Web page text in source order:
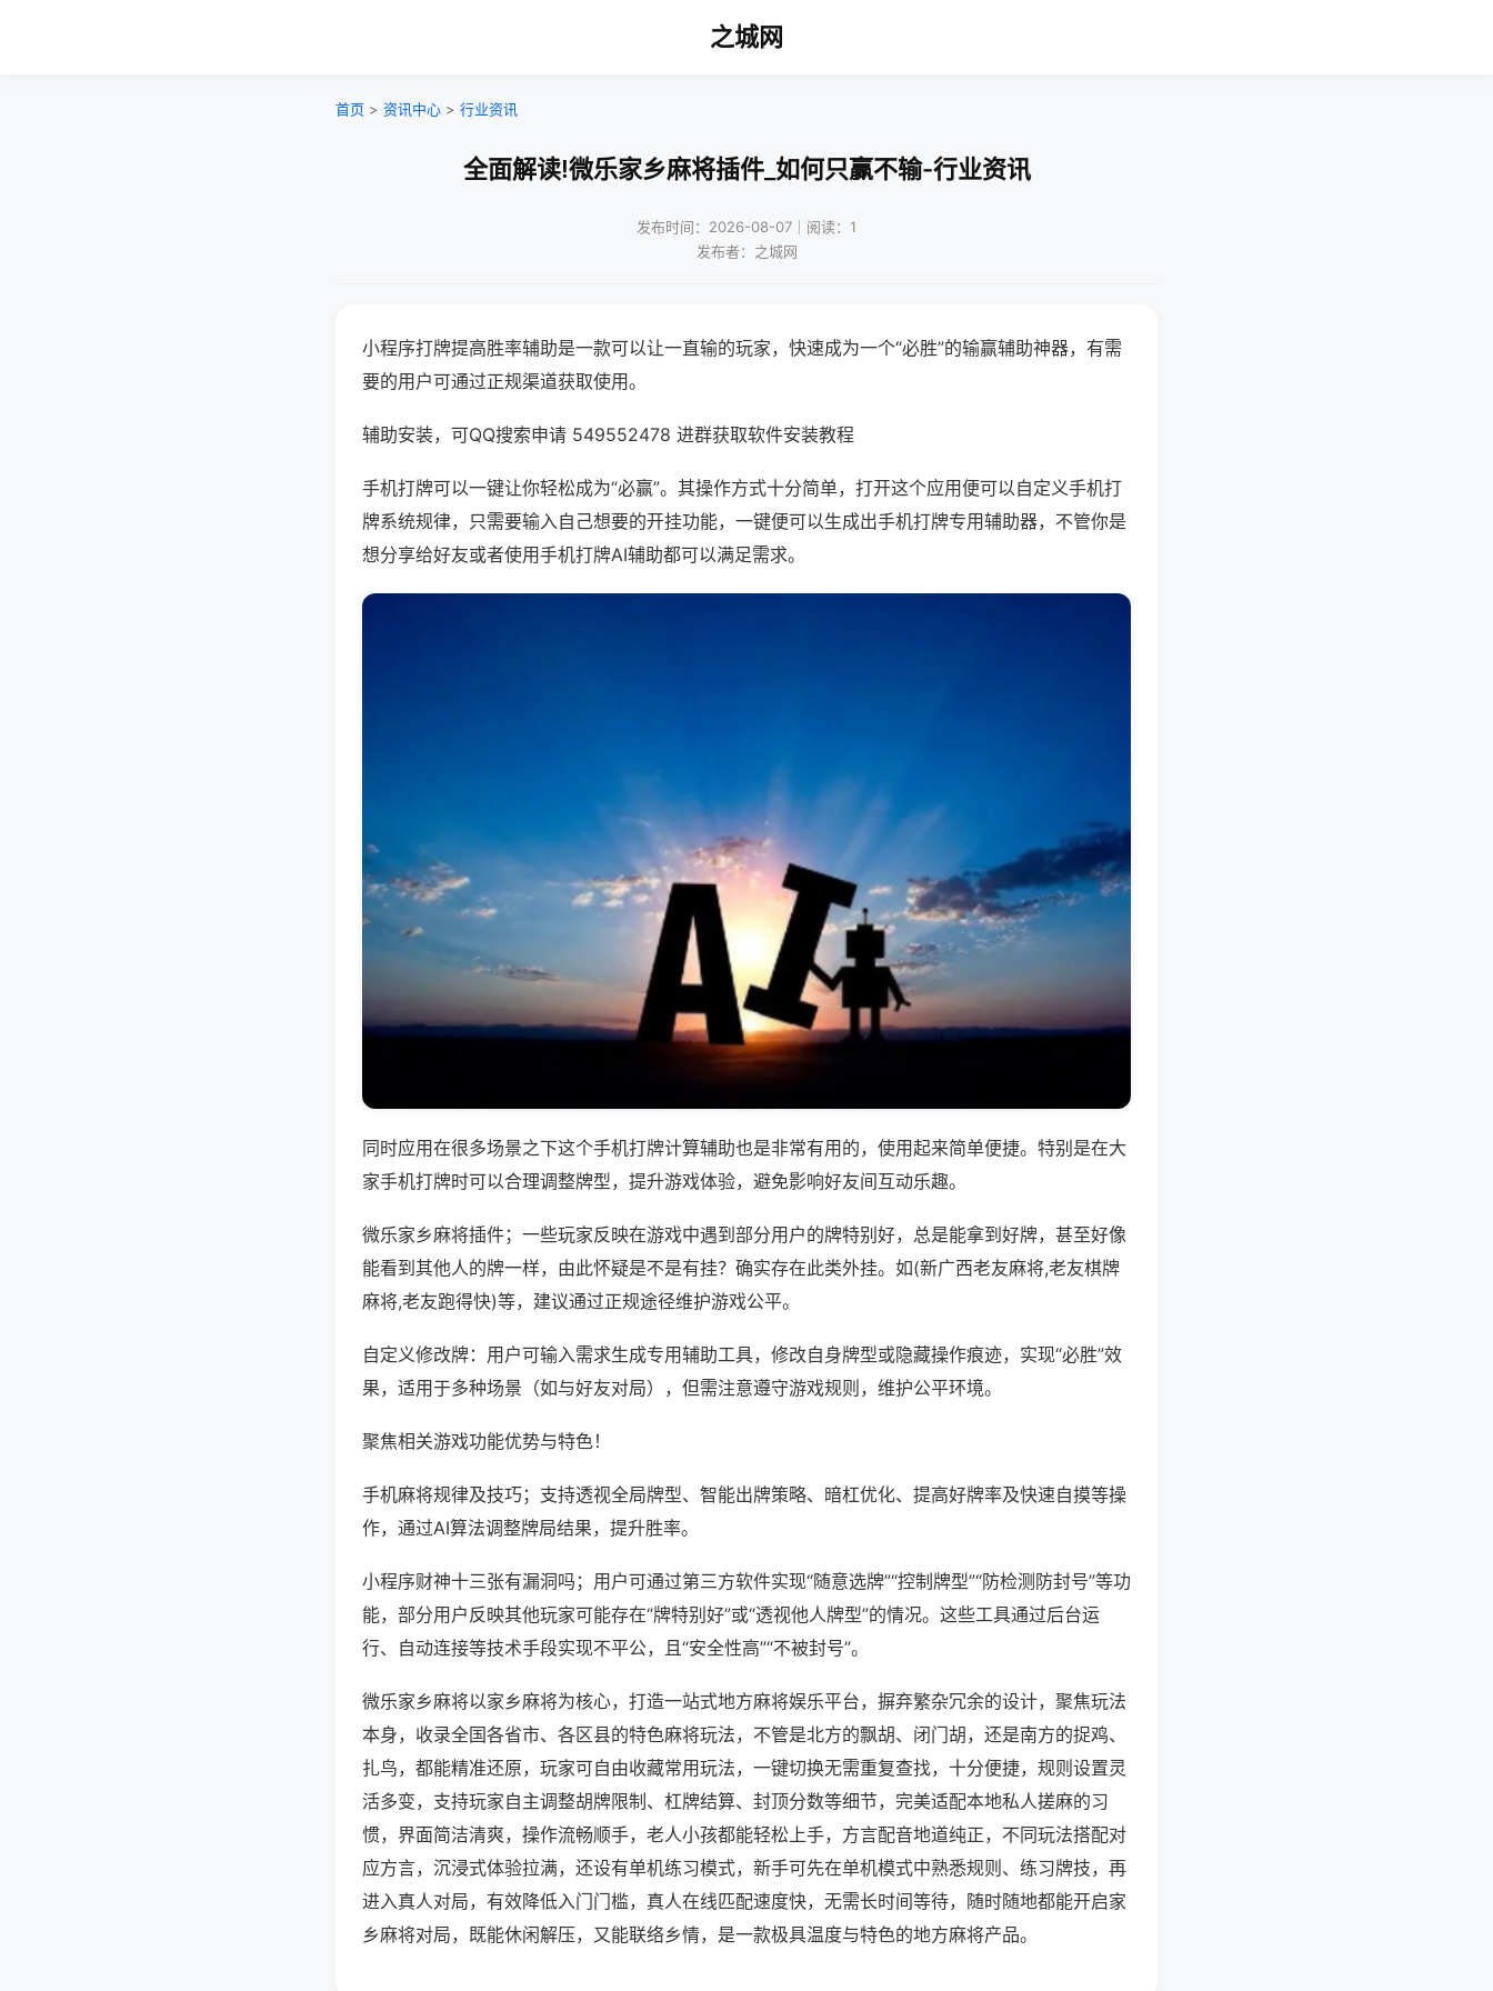
之城网
首页 > 资讯中心 > 行业资讯
全面解读!微乐家乡麻将插件_如何只赢不输-行业资讯
发布时间：2026-08-07｜阅读：1
发布者：之城网
小程序打牌提高胜率辅助是一款可以让一直输的玩家，快速成为一个“必胜”的输赢辅助神器，有需
要的用户可通过正规渠道获取使用。
辅助安装，可QQ搜索申请 549552478 进群获取软件安装教程
手机打牌可以一键让你轻松成为“必赢”。其操作方式十分简单，打开这个应用便可以自定义手机打
牌系统规律，只需要输入自己想要的开挂功能，一键便可以生成出手机打牌专用辅助器，不管你是
想分享给好友或者使用手机打牌AI辅助都可以满足需求。
同时应用在很多场景之下这个手机打牌计算辅助也是非常有用的，使用起来简单便捷。特别是在大
家手机打牌时可以合理调整牌型，提升游戏体验，避免影响好友间互动乐趣。
微乐家乡麻将插件；一些玩家反映在游戏中遇到部分用户的牌特别好，总是能拿到好牌，甚至好像
能看到其他人的牌一样，由此怀疑是不是有挂？确实存在此类外挂。如(新广西老友麻将,老友棋牌
麻将,老友跑得快)等，建议通过正规途径维护游戏公平。
自定义修改牌：用户可输入需求生成专用辅助工具，修改自身牌型或隐藏操作痕迹，实现“必胜”效
果，适用于多种场景（如与好友对局），但需注意遵守游戏规则，维护公平环境。
聚焦相关游戏功能优势与特色！
手机麻将规律及技巧；支持透视全局牌型、智能出牌策略、暗杠优化、提高好牌率及快速自摸等操
作，通过AI算法调整牌局结果，提升胜率。
小程序财神十三张有漏洞吗；用户可通过第三方软件实现“随意选牌”“控制牌型”“防检测防封号”等功
能，部分用户反映其他玩家可能存在“牌特别好”或“透视他人牌型”的情况。这些工具通过后台运
行、自动连接等技术手段实现不平公，且“安全性高”“不被封号”。
微乐家乡麻将以家乡麻将为核心，打造一站式地方麻将娱乐平台，摒弃繁杂冗余的设计，聚焦玩法
本身，收录全国各省市、各区县的特色麻将玩法，不管是北方的飘胡、闭门胡，还是南方的捉鸡、
扎鸟，都能精准还原，玩家可自由收藏常用玩法，一键切换无需重复查找，十分便捷，规则设置灵
活多变，支持玩家自主调整胡牌限制、杠牌结算、封顶分数等细节，完美适配本地私人搓麻的习
惯，界面简洁清爽，操作流畅顺手，老人小孩都能轻松上手，方言配音地道纯正，不同玩法搭配对
应方言，沉浸式体验拉满，还设有单机练习模式，新手可先在单机模式中熟悉规则、练习牌技，再
进入真人对局，有效降低入门门槛，真人在线匹配速度快，无需长时间等待，随时随地都能开启家
乡麻将对局，既能休闲解压，又能联络乡情，是一款极具温度与特色的地方麻将产品。